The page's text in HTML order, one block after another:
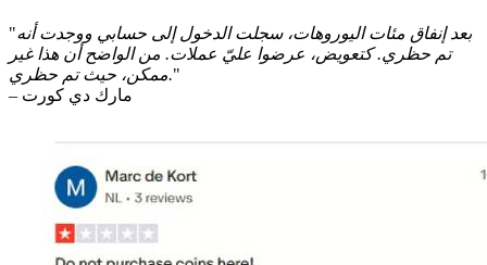
"بعد إنفاق مئات اليوروهات، سجلت الدخول إلى حسابي ووجدت أنه
تم حظري. كتعويض، عرضوا عليّ عملات. من الواضح أن هذا غير
ممكن، حيث تم حظري."
– مارك دي كورت